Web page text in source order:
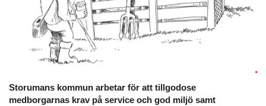
Storumans kommun arbetar för att tillgodose
medborgarnas krav på service och god miljö samt